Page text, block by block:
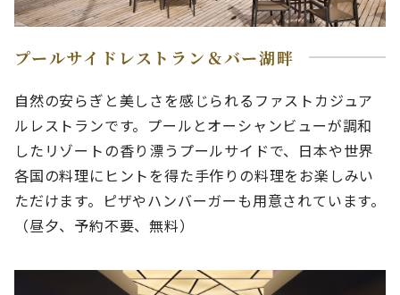
プールサイドレストラン＆バー湖畔
自然の安らぎと美しさを感じられるファストカジュア
ルレストランです。プールとオーシャンビューが調和
したリゾートの香り漂うプールサイドで、日本や世界
各国の料理にヒントを得た手作りの料理をお楽しみい
ただけます。ピザやハンバーガーも用意されています。
（昼夕、予約不要、無料）